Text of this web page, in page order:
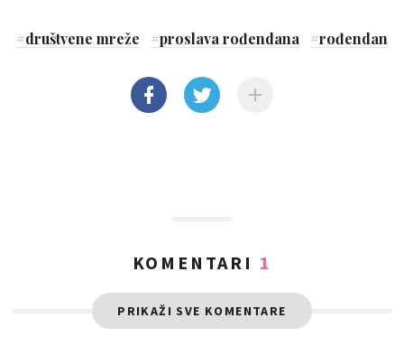
#društvene mreže #proslava rođendana #rođendan
KOMENTARI 1
PRIKAŽI SVE KOMENTARE